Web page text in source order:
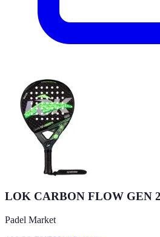
LOK CARBON FLOW GEN
Padel Market